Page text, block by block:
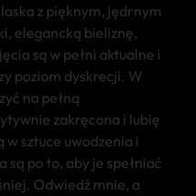
z pięknym, jędrnym
elegancką bieliznę,
są w pełni aktualne i
poziom dyskrecji. W
na pełną
zakręcona i lubię
sztuce uwodzenia i
po to, aby je spełniać
Odwiedź mnie, a